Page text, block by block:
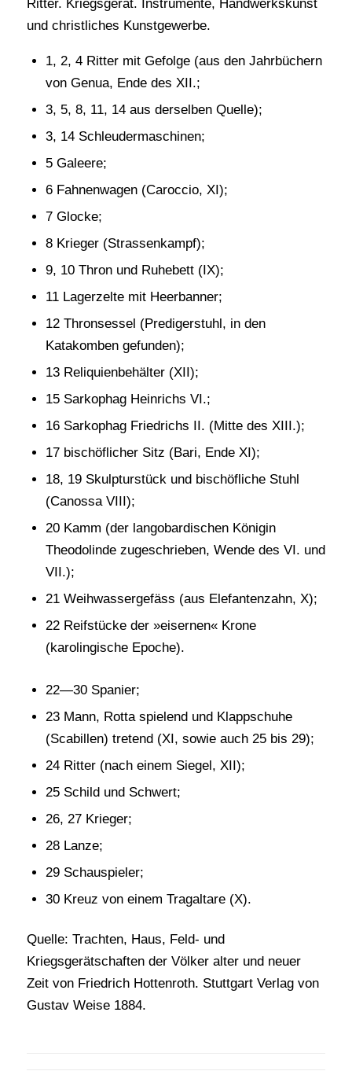
Ritter. Kriegsgerät. Instrumente, Handwerkskunst
und christliches Kunstgewerbe.
1, 2, 4 Ritter mit Gefolge (aus den Jahrbüchern
von Genua, Ende des XII.;
3, 5, 8, 11, 14 aus derselben Quelle);
3, 14 Schleudermaschinen;
5 Galeere;
6 Fahnenwagen (Caroccio, XI);
7 Glocke;
8 Krieger (Strassenkampf);
9, 10 Thron und Ruhebett (IX);
11 Lagerzelte mit Heerbanner;
12 Thronsessel (Predigerstuhl, in den
Katakomben gefunden);
13 Reliquienbehälter (XII);
15 Sarkophag Heinrichs VI.;
16 Sarkophag Friedrichs II. (Mitte des XIII.);
17 bischöflicher Sitz (Bari, Ende XI);
18, 19 Skulpturstück und bischöfliche Stuhl
(Canossa VIII);
20 Kamm (der langobardischen Königin
Theodolinde zugeschrieben, Wende des VI. und
VII.);
21 Weihwassergefäss (aus Elefantenzahn, X);
22 Reifstücke der »eisernen« Krone
(karolingische Epoche).
22—30 Spanier;
23 Mann, Rotta spielend und Klappschuhe
(Scabillen) tretend (XI, sowie auch 25 bis 29);
24 Ritter (nach einem Siegel, XII);
25 Schild und Schwert;
26, 27 Krieger;
28 Lanze;
29 Schauspieler;
30 Kreuz von einem Tragaltare (X).
Quelle: Trachten, Haus, Feld- und
Kriegsgerätschaften der Völker alter und neuer
Zeit von Friedrich Hottenroth. Stuttgart Verlag von
Gustav Weise 1884.